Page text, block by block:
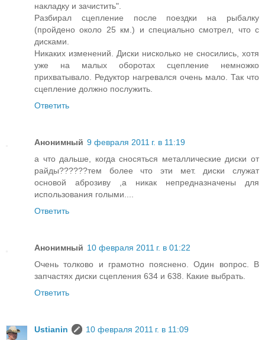
накладку и зачистить".
Разбирал сцепление после поездки на рыбалку
(пройдено около 25 км.) и специально смотрел, что с
дисками.
Никаких изменений. Диски нисколько не сносились, хотя
уже на малых оборотах сцепление немножко
прихватывало. Редуктор нагревался очень мало. Так что
сцепление должно послужить.
Ответить
Анонимный 9 февраля 2011 г. в 11:19
а что дальше, когда сносяться металлические диски от
райды??????тем более что эти мет. диски служат
основой аброзиву ,а никак непредназначены для
использования голыми....
Ответить
Анонимный 10 февраля 2011 г. в 01:22
Очень толково и грамотно пояснено. Один вопрос. В
запчастях диски сцепления 634 и 638. Какие выбрать.
Ответить
Ustianin
10 февраля 2011 г. в 11:09